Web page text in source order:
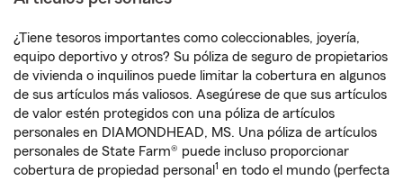
¿Tiene tesoros importantes como coleccionables, joyería,
equipo deportivo y otros? Su póliza de seguro de propietarios
de vivienda o inquilinos puede limitar la cobertura en algunos
de sus artículos más valiosos. Asegúrese de que sus artículos
de valor estén protegidos con una póliza de artículos
personales en DIAMONDHEAD, MS. Una póliza de artículos
personales de State Farm® puede incluso proporcionar
cobertura de propiedad personal 1 en todo el mundo (perfecta